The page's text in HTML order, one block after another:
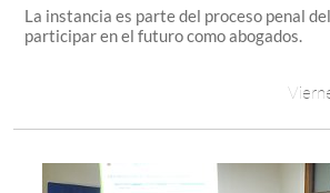
La instancia es parte del proceso penal
participar en el futuro como abogados.